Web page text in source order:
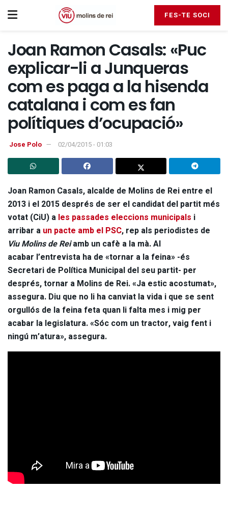
FES-TE SOCI
Joan Ramon Casals: «Puc
explicar-li a Junqueras
com es paga a la hisenda
catalana i com es fan
polítiques d’ocupació»
Jose Polo 02/04/2015 - 01:03
Joan Ramon Casals, alcalde de Molins de Rei entre el
2013 i el 2015 després de ser el candidat del partit més
votat (CiU) a les passades eleccions municipals i
arribar a un pacte amb el PSC, rep als periodistes de
Viu Molins de Reiamb un cafè a la mà. Al
acabar l’entrevista ha de «tornar a la feina» -és
Secretari de Política Municipal del seu partit- per
després, tornar a Molins de Rei. «Ja estic acostumat»,
assegura. Diu que no li ha canviat la vida i que se sent
orgullós de la feina feta quan li falta mes i mig per
acabar la legislatura. «Sóc com un tractor, vaig fent i
ningú m’atura», assegura.